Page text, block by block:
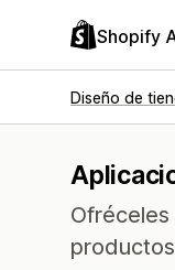
Shopify
Diseño de